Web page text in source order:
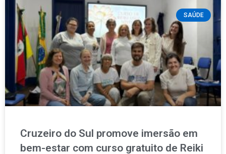
SAÚDE
Cruzeiro do Sul promove imersão em
bem-estar com curso gratuito de Reiki